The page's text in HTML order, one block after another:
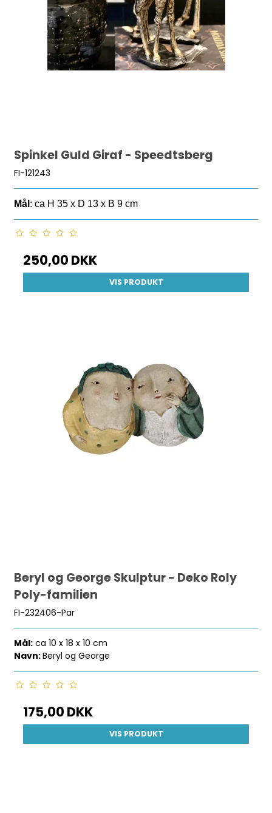
Spinkel Guld Giraf - Speedtsberg
FI-121243
Mål : ca H 35 x D 13 x B 9 cm
250,00 DKK
VIS PRODUKT
Beryl og George Skulptur - Deko Roly
Poly-familien
FI-232406-Par
Mål: ca 10 x 18 x 10 cm
Navn:Beryl og George
175,00 DKK
VIS PRODUKT